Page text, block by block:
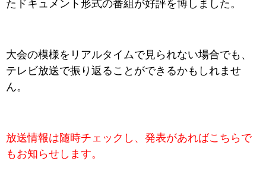
たドキュメント形式の番組が好評を博しました。
大会の模様をリアルタイムで見られない場合でも、
テレビ放送で振り返ることができるかもしれませ
ん。
放送情報は随時チェックし、発表があればこちらで
もお知らせします。